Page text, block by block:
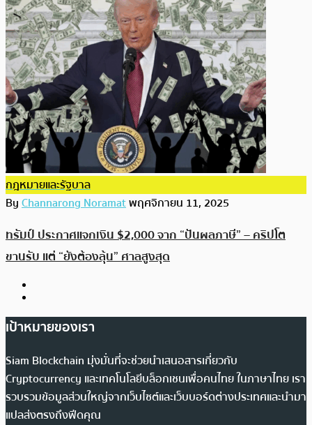
กฎหมายและรัฐบาล
ByChannarong Noramatพฤศจิกายน 11, 2025
ทรัมป์ ประกาศแจกเงิน $2,000 จาก “ปันผลภาษี” – คริปโต
ขานรับ แต่ “ยังต้องลุ้น” ศาลสูงสุด
เป้าหมายของเรา
Siam Blockchain มุ่งมั่นที่จะช่วยนำเสนอสารเกี่ยวกับ
Cryptocurrency และเทคโนโลยีบล็อกเชนเพื่อคนไทย ในภาษาไทย เรา
รวบรวมข้อมูลส่วนใหญ่จากเว็บไซต์และเว็บบอร์ดต่างประเทศและนำมา
แปลส่งตรงถึงฟีดคุณ